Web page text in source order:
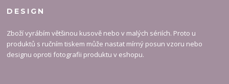
DESIGN
Zboží vyrábím většinou kusově nebo v malých sériích. Proto u
produktů s ručním tiskem může nastat mírný posun vzoru nebo
designu oproti fotografii produktu v eshopu.